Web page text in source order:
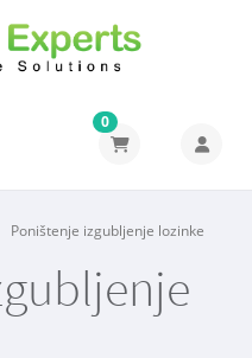
0
Poništenje izgubljenje lozinke